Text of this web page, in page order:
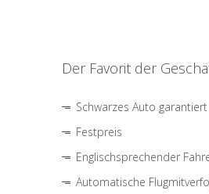
Der Favorit der
Schwarzes Auto garantiert
Festpreis
Englischsprechender
Automatische